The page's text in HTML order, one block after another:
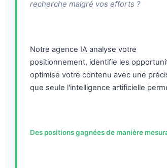
recherche malgré vos efforts ?
Notre agence IA analyse votre
positionnement, identifie les
optimise votre contenu avec une
que seule l'intelligence artificielle
Des positions gagnées de manière